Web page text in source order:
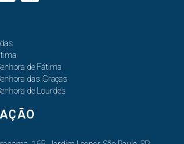
de Fátima
das Graças
de Lourdes